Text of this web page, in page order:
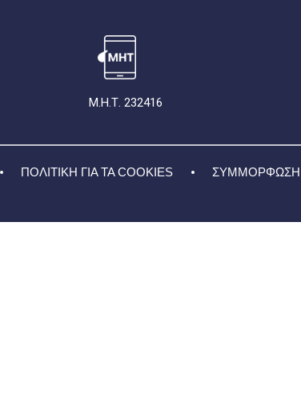
Μ.Η.Τ. 232416
ΠΟΛΙΤΙΚΗ ΓΙΑ ΤΑ COOKIES ΣΥΜΜΟΡΦΩΣΗ